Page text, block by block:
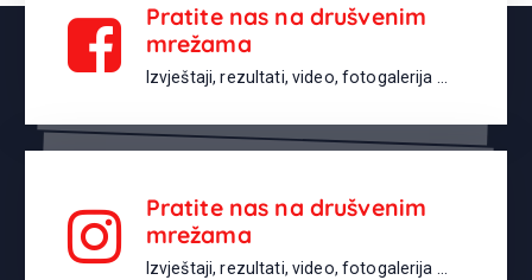
Pratite nas na drušvenim
mrežama
Izvještaji, rezultati, video, fotogalerija ...
Pratite nas na drušvenim
mrežama
Izvještaji, rezultati, video, fotogalerija ...